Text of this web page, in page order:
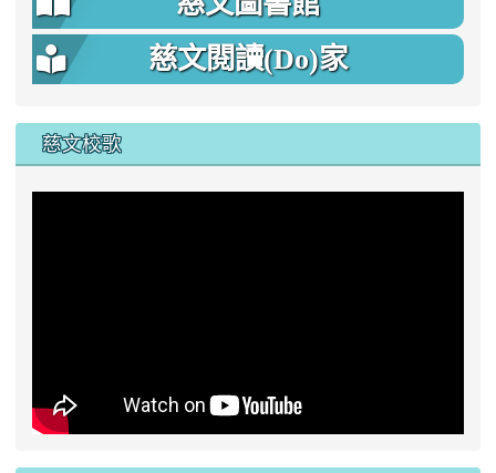
慈文閱讀(Do)家
慈文校歌